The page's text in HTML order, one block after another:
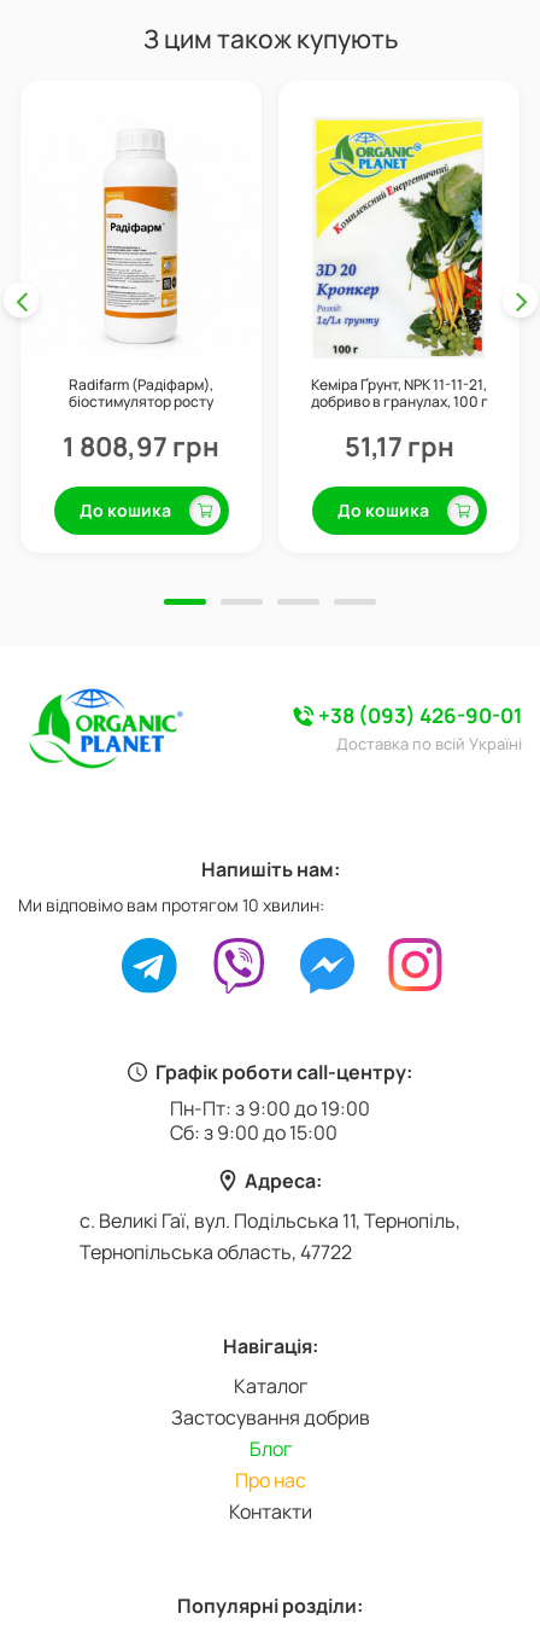
З цим також купують
Radifarm (Радіфарм),
біостимулятор росту
(укорінювач), 1 л, Valagro
1 808,97 грн
До кошика
Кеміра Ґрунт, NPK 11-11-21,
добриво в гранулах, 100 г
51,17 грн
До кошика
+38 (093) 426-90-01
Доставка по всій Україні
Графік роботи call-центру:
Пн-Пт: з 9:00 до 19:00
Сб: з 9:00 до 15:00
Адреса:
с. Великі Гаї, вул. Подільська 11, Тернопіль,
Тернопільська область, 47722
Навігація:
Каталог
Застосування добрив
Блог
Про нас
Контакти
Популярні розділи:
Напишіть нам:
Ми відповімо вам протягом 10 хвилин: